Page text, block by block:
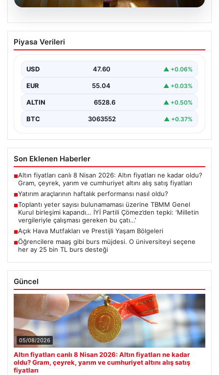
05.08.2026
Yatırım araçlarının haftalık performansı
nasıl oldu?
bazda ortalama yüzde 0,27 değer kaybederken,
altının…
Piyasa Verileri
USD 47.60 ▲ +0.06%
EUR 55.04 ▲ +0.03%
ALTIN 6528.6 ▲ +0.50%
BTC 3063552 ▲ +0.37%
Son Eklenen Haberler
■Altın fiyatları canlı 8 Nisan 2026: Altın fiyatları ne kadar oldu?
Gram, çeyrek, yarım ve cumhuriyet altını alış satış fiyatları
■Yatırım araçlarının haftalık performansı nasıl oldu?
■Toplantı yeter sayısı bulunamaması üzerine TBMM Genel
Kurul birleşimi kapandı… İYİ Partili Çömez’den tepki: ‘Milletin
vergileriyle çalışması gereken bu çatı…’
■Açık Hava Mutfakları ve Prestijli Yaşam Bölgeleri
■Öğrencilere maaş gibi burs müjdesi. O üniversiteyi seçene
her ay 25 bin TL burs desteği
Güncel
05/08/2026
Altın fiyatları canlı 8 Nisan 2026: Altın fiyatları ne kadar
oldu? Gram, çeyrek, yarım ve cumhuriyet altını alış satış
fiyatları